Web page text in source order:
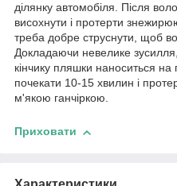
ділянку автомобіля. Після
висохнути і протерти
треба добре струснути, щоб
Докладаючи невелике
кінчику пляшки наноситься
почекати 10-15 хвилин і
м'якою ганчіркою.
Приховати